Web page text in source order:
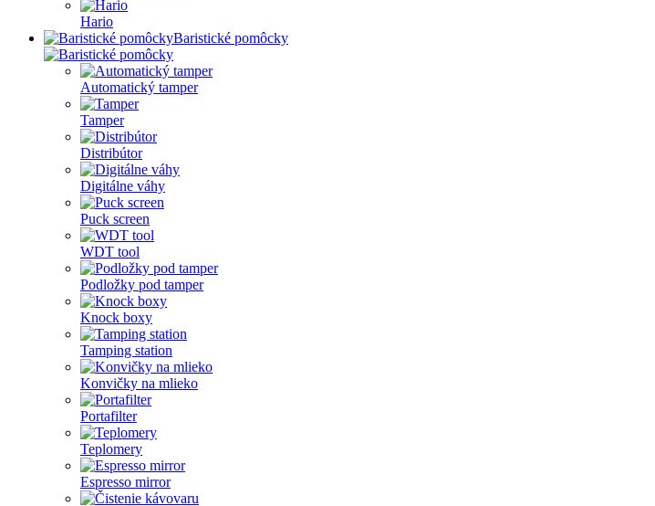
Hario
Baristické pomôcky
Automatický tamper
Tamper
Distribútor
Digitálne váhy
Puck screen
WDT tool
Podložky pod tamper
Knock boxy
Tamping station
Konvičky na mlieko
Portafilter
Teplomery
Espresso mirror